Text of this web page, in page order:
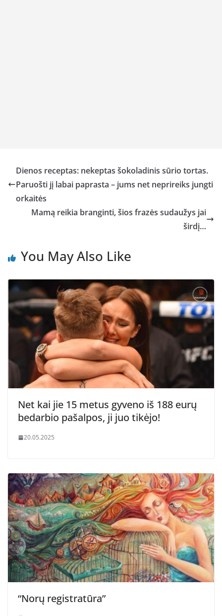
Dienos receptas: nekeptas šokoladinis sūrio tortas.
Paruošti jį labai paprasta – jums net neprireiks jungti
orkaitės
Mamą reikia branginti, šios frazės sudaužys jai
širdį…
You May Also Like
Net kai jie 15 metus gyveno iš 188 eurų
bedarbio pašalpos, ji juo tikėjo!
20.05.2025
“Norų registratūra”